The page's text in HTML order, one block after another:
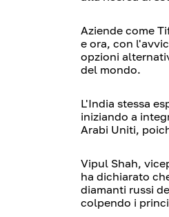
Aziende come
e ora, con
opzioni
del mondo.
L'India stessa
iniziando a
Arabi Uniti,
Vipul Shah,
ha dichiarato
diamanti russi
colpendo i